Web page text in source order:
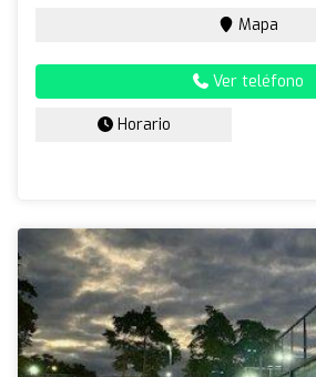
Mapa
Ver teléfono
Horario